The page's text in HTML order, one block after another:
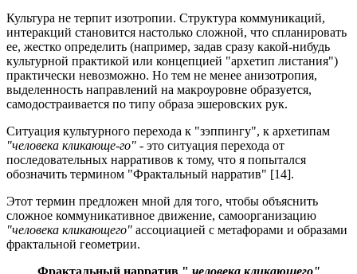
Культура не терпит изотропии. Структура коммуникаций,
интеракций становится настолько сложной, что спланировать
ее, жестко определить (например, задав сразу какой-нибудь
культурной практикой или концепцией "архетип листания")
практически невозможно. Но тем не менее анизотропия,
выделенность направлений на макроуровне образуется,
самодостраивается по типу образа эшеровских рук.
Ситуация культурного перехода к "зэппингу", к архетипам
"человека кликающе-го" - это ситуация перехода от
последовательных нарративов к тому, что я попытался
обозначить термином "Фрактальный нарратив" [14].
Этот термин предложен мной для того, чтобы объяснить
сложное коммуникативное движение, самоорганизацию
"человека кликающего" ассоциацией с метафорами и образами
фрактальной геометрии.
Фрактальный нарратив " человека кликающего"